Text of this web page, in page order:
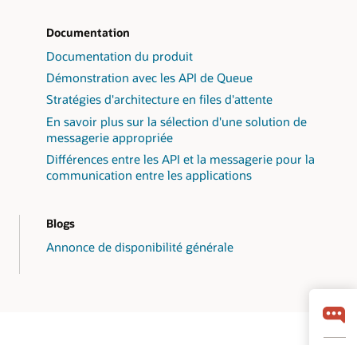
destinataires
nécessaire
d'attente.
client
place
Documentation
Documentation du produit
Démonstration avec les API de Queue
Stratégies d'architecture en files d'attente
En savoir plus sur la sélection d'une solution de
messagerie appropriée
Différences entre les API et la messagerie pour la
communication entre les applications
Blogs
Annonce de disponibilité générale